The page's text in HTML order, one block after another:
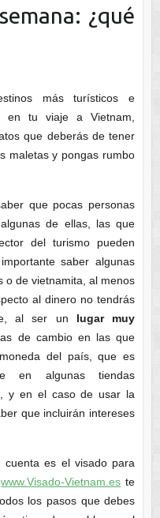
¿qué
más turísticos e
en tu viaje a Vietnam,
que deberás de tener
maletas y pongas rumbo
que pocas personas
de ellas, las que
del turismo pueden
saber algunas
o de vietnamita, al menos
al dinero no tendrás
al ser un lugar muy
de cambio en las que
del país, que es
en algunas tiendas
y en el caso de usar la
que incluirán intereses
es el visado para
www.Visado-Vietnam.es te
los pasos que debes